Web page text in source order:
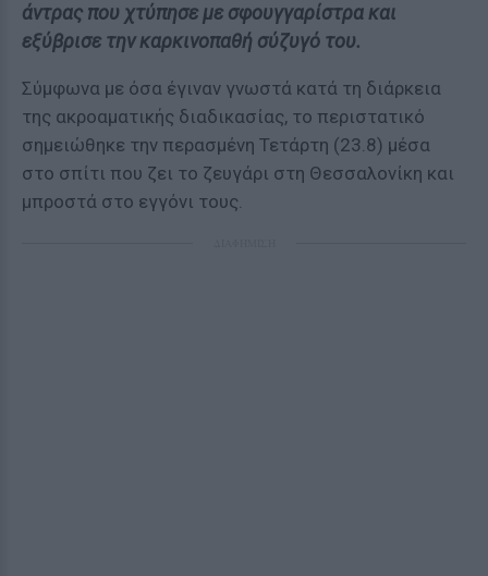
άντρας που χτύπησε με σφουγγαρίστρα και
εξύβρισε την καρκινοπαθή σύζυγό του.
Σύμφωνα με όσα έγιναν γνωστά κατά τη διάρκεια
της ακροαματικής διαδικασίας, το περιστατικό
σημειώθηκε την περασμένη Τετάρτη (23.8) μέσα
στο σπίτι που ζει το ζευγάρι στη Θεσσαλονίκη και
μπροστά στο εγγόνι τους.